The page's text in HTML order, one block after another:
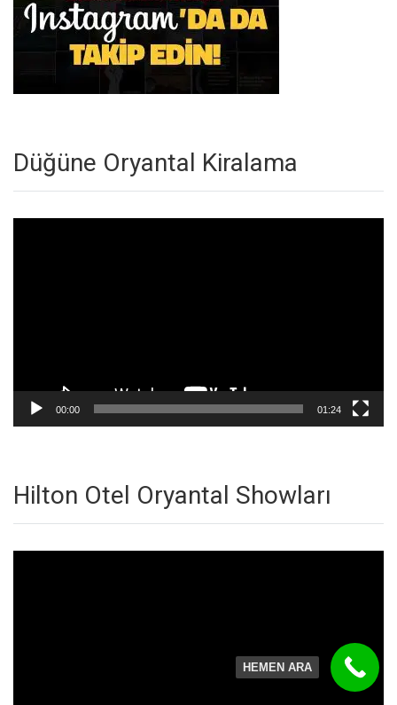
Düğüne Oryantal Kiralama
00:00 01:24
Hilton Otel Oryantal Showları
HEMEN ARA